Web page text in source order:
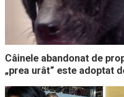
Câinele abandonat de
„prea urât” este adoptat